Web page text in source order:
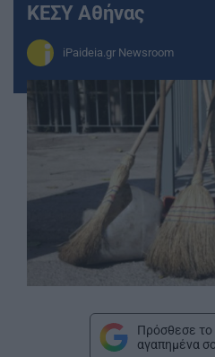
ΚΕΣΥ Αθήνας
iPaideia.gr Newsroom
Πρόσθεσε το
αγαπημένα